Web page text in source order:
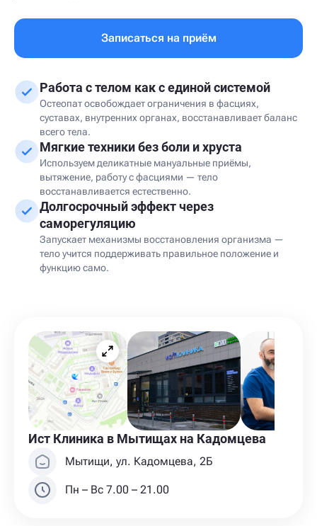
Записаться на приём
Работа с телом как с единой системой
Остеопат освобождает ограничения в фасциях,
суставах, внутренних органах, восстанавливает баланс
всего тела.
Мягкие техники без боли и хруста
Используем деликатные мануальные приёмы,
вытяжение, работу с фасциями — тело
восстанавливается естественно.
Долгосрочный эффект через
саморегуляцию
Запускает механизмы восстановления организма —
тело учится поддерживать правильное положение и
функцию само.
Ист Клиника в Мытищах на Кадомцева
Мытищи, ул. Кадомцева, 2Б
Пн – Вс 7.00 – 21.00